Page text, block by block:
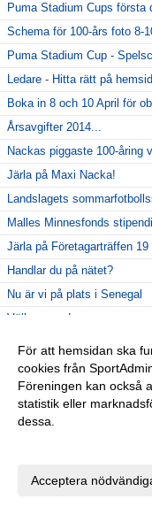
Puma Stadium Cups första
Schema för 100-års foto 8-
Puma Stadium Cup -
Ledare - Hitta rätt på
Boka in 8 och 10 April för
Årsavgifter 2014...
Nackas piggaste 100-åring
Järla på Maxi Nacka!
Landslagets
Malles Minnesfonds
Järla på Företagarträffen 19
Handlar du på nätet?
Nu är vi på plats i Senegal
Välkommen!
2014, året som
Årsmöte
Ny hemsida! - nu kör vi
För att hemsidan ska
cookies från
Föreningen kan också
statistik eller
dessa.
Acceptera